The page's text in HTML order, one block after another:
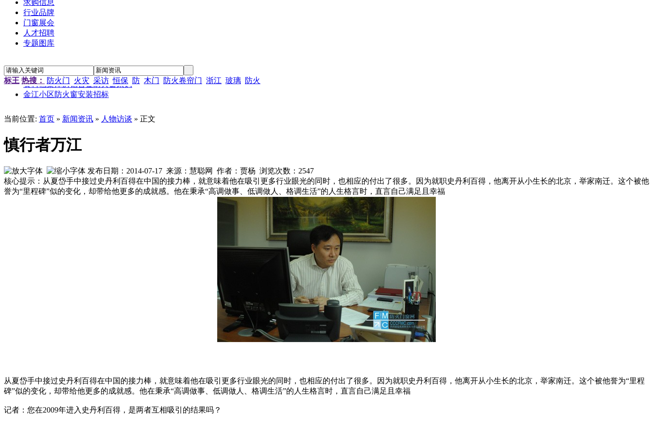
求购信息
行业品牌
门窗展会
人才招聘
专题图库
标王 热搜： 防火门 火灾 采访 恒保 防 木门 防火卷帘门 浙江 玻璃 防火
“新居工程”塑钢门窗工程施工招标公告
江苏省农科院农产品孵化中心招待楼铝合金门窗工程招标通知
南京通信研发基地防火门窗采购
资料档案库房铝合金防火窗采购
金江小区防火窗安装招标
当前位置: 首页 » 新闻资讯 » 人物访谈 » 正文
慎行者万江
发布日期：2014-07-17 来源：慧聪网 作者：贾杨 浏览次数： 2547
核心提示：从夏岱手中接过史丹利百得在中国的接力棒，就意味着他在吸引更多行业眼光的同时，也相应的付出了很多。因为就职史丹利百得，他离开从小生长的北京，举家南迁。这个被他
誉为“里程碑”似的变化，却带给他更多的成就感。他在秉承“高调做事、低调做人、格调生活”的人生格言时，直言自己满足且幸福
从夏岱手中接过史丹利百得在中国的接力棒，就意味着他在吸引更多行业眼光的同时，也相应的付出了很多。因为就职史丹利百得，他离开从小生长的北京，举家南迁。这个被他誉为“里程
碑”似的变化，却带给他更多的成就感。他在秉承“高调做事、低调做人、格调生活”的人生格言时，直言自己满足且幸福
记者：您在2009年进入史丹利百得，是两者互相吸引的结果吗？